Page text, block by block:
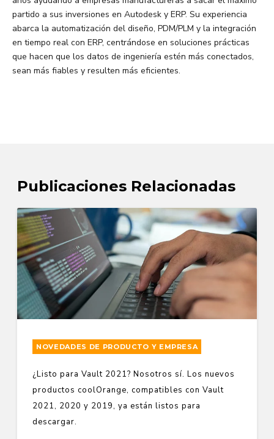
partido a sus inversiones en Autodesk y ERP. Su experiencia
abarca la automatización del diseño, PDM/PLM y la integración
en tiempo real con ERP, centrándose en soluciones prácticas
que hacen que los datos de ingeniería estén más conectados,
sean más fiables y resulten más eficientes.
Publicaciones Relacionadas
NOVEDADES DE PRODUCTO Y EMPRESA
¿Listo para Vault 2021? Nosotros sí. Los nuevos
productos coolOrange, compatibles con Vault
2021, 2020 y 2019, ya están listos para
descargar.